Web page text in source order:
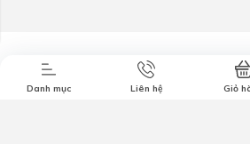
Danh mục Liên hệ Giỏ